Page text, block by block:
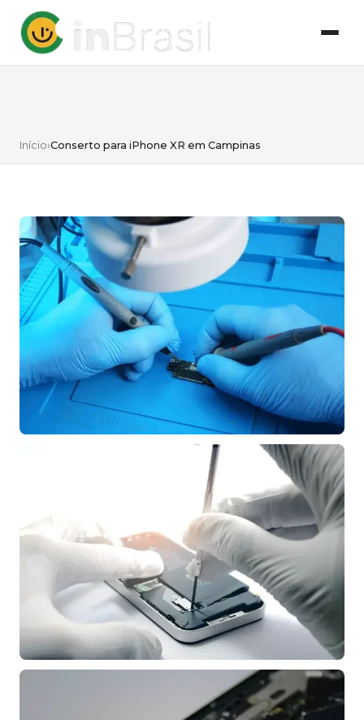
Início›Conserto para iPhone XR em Campinas